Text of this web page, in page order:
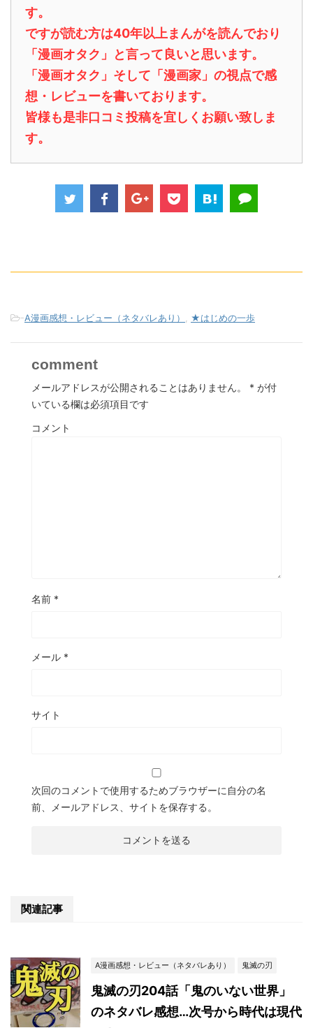
す。
ですが読む方は40年以上まんがを読んでおり
「漫画オタク」と言って良いと思います。
「漫画オタク」そして「漫画家」の視点で感
想・レビューを書いております。
皆様も是非口コミ投稿を宜しくお願い致しま
す。
-A漫画感想・レビュー（ネタバレあり） ★はじめの一歩
comment
メールアドレスが公開されることはありません。 * が付
いている欄は必須項目です
コメント
名前 *
メール *
サイト
次回のコメントで使用するためブラウザーに自分の名
前、メールアドレス、サイトを保存する。
関連記事
A漫画感想・レビュー（ネタバレあり） 鬼滅の刃
鬼滅の刃204話「鬼のいない世界」
のネタバレ感想…次号から時代は現代